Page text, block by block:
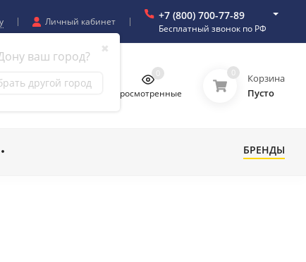
✖
ваш город?
другой город
Личный кабинет +7 (800) 700-77-89
Бесплатный звонок по РФ
Просмотренные
0 0
Корзина
Пусто
БРЕНДЫ